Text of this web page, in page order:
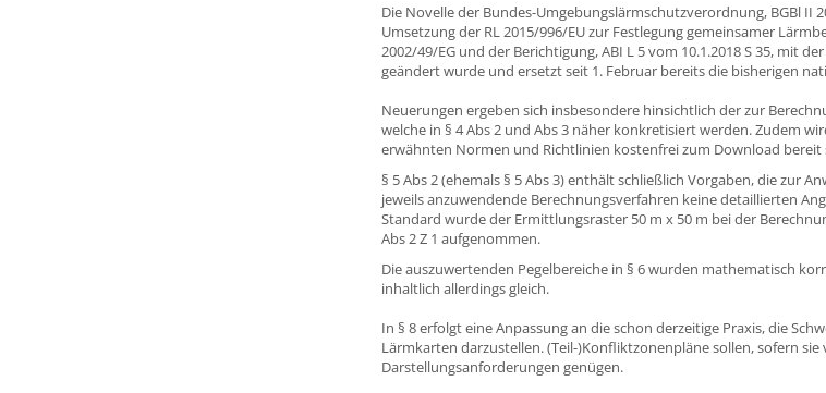
Die Novelle der Bundes-Umgebungslärmschutzverordnung, BGBl II
Umsetzung der RL 2015/996/EU zur Festlegung gemeinsamer
2002/49/EG und der Berichtigung, ABI L 5 vom 10.1.2018 S 35, mit
geändert wurde und ersetzt seit 1. Februar bereits die bisherigen
Neuerungen ergeben sich insbesondere hinsichtlich der zur
welche in § 4 Abs 2 und Abs 3 näher konkretisiert werden. Zudem
erwähnten Normen und Richtlinien kostenfrei zum Download bereit
§ 5 Abs 2 (ehemals § 5 Abs 3) enthält schließlich Vorgaben, die zur
jeweils anzuwendende Berechnungsverfahren keine detaillierten
Standard wurde der Ermittlungsraster 50 m x 50 m bei der
Abs 2 Z 1 aufgenommen.
Die auszuwertenden Pegelbereiche in § 6 wurden mathematisch
inhaltlich allerdings gleich.
In § 8 erfolgt eine Anpassung an die schon derzeitige Praxis, die
Lärmkarten darzustellen. (Teil-)Konfliktzonenpläne sollen, sofern
Darstellungsanforderungen genügen.